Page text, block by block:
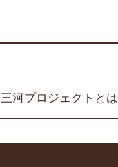
三河プロジェクトとは